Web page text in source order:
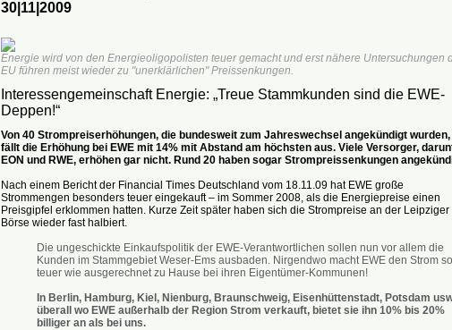
30|11|2009
Energie wird von den Energieoligopolisten teuer gemacht und erst nähere Untersuchungen
EU führen meist wieder zu "unerklärlichen" Preissenkungen.
Interessengemeinschaft Energie: „Treue Stammkunden sind die EWE-
Deppen!“
Von 40 Strompreiserhöhungen, die bundesweit zum Jahreswechsel angekündigt wurden,
fällt die Erhöhung bei EWE mit 14% mit Abstand am höchsten aus. Viele Versorger,
EON und RWE, erhöhen gar nicht. Rund 20 haben sogar Strompreissenkungen
Nach einem Bericht der Financial Times Deutschland vom 18.11.09 hat EWE große
Strommengen besonders teuer eingekauft – im Sommer 2008, als die Energiepreise einen
Preisgipfel erklommen hatten. Kurze Zeit später haben sich die Strompreise an der Leipziger
Börse wieder fast halbiert.
Die ungeschickte Einkaufspolitik der EWE-Verantwortlichen sollen nun vor allem die
Kunden im Stammgebiet Weser-Ems ausbaden. Nirgendwo macht EWE den Strom so
teuer wie ausgerechnet zu Hause bei ihren Eigentümer-Kommunen!
In Berlin, Hamburg, Kiel, Nienburg, Braunschweig, Eisenhüttenstadt, Potsdam
überall wo EWE außerhalb der Region Strom verkauft, bietet sie ihn 10% bis 20%
billiger an als bei uns.